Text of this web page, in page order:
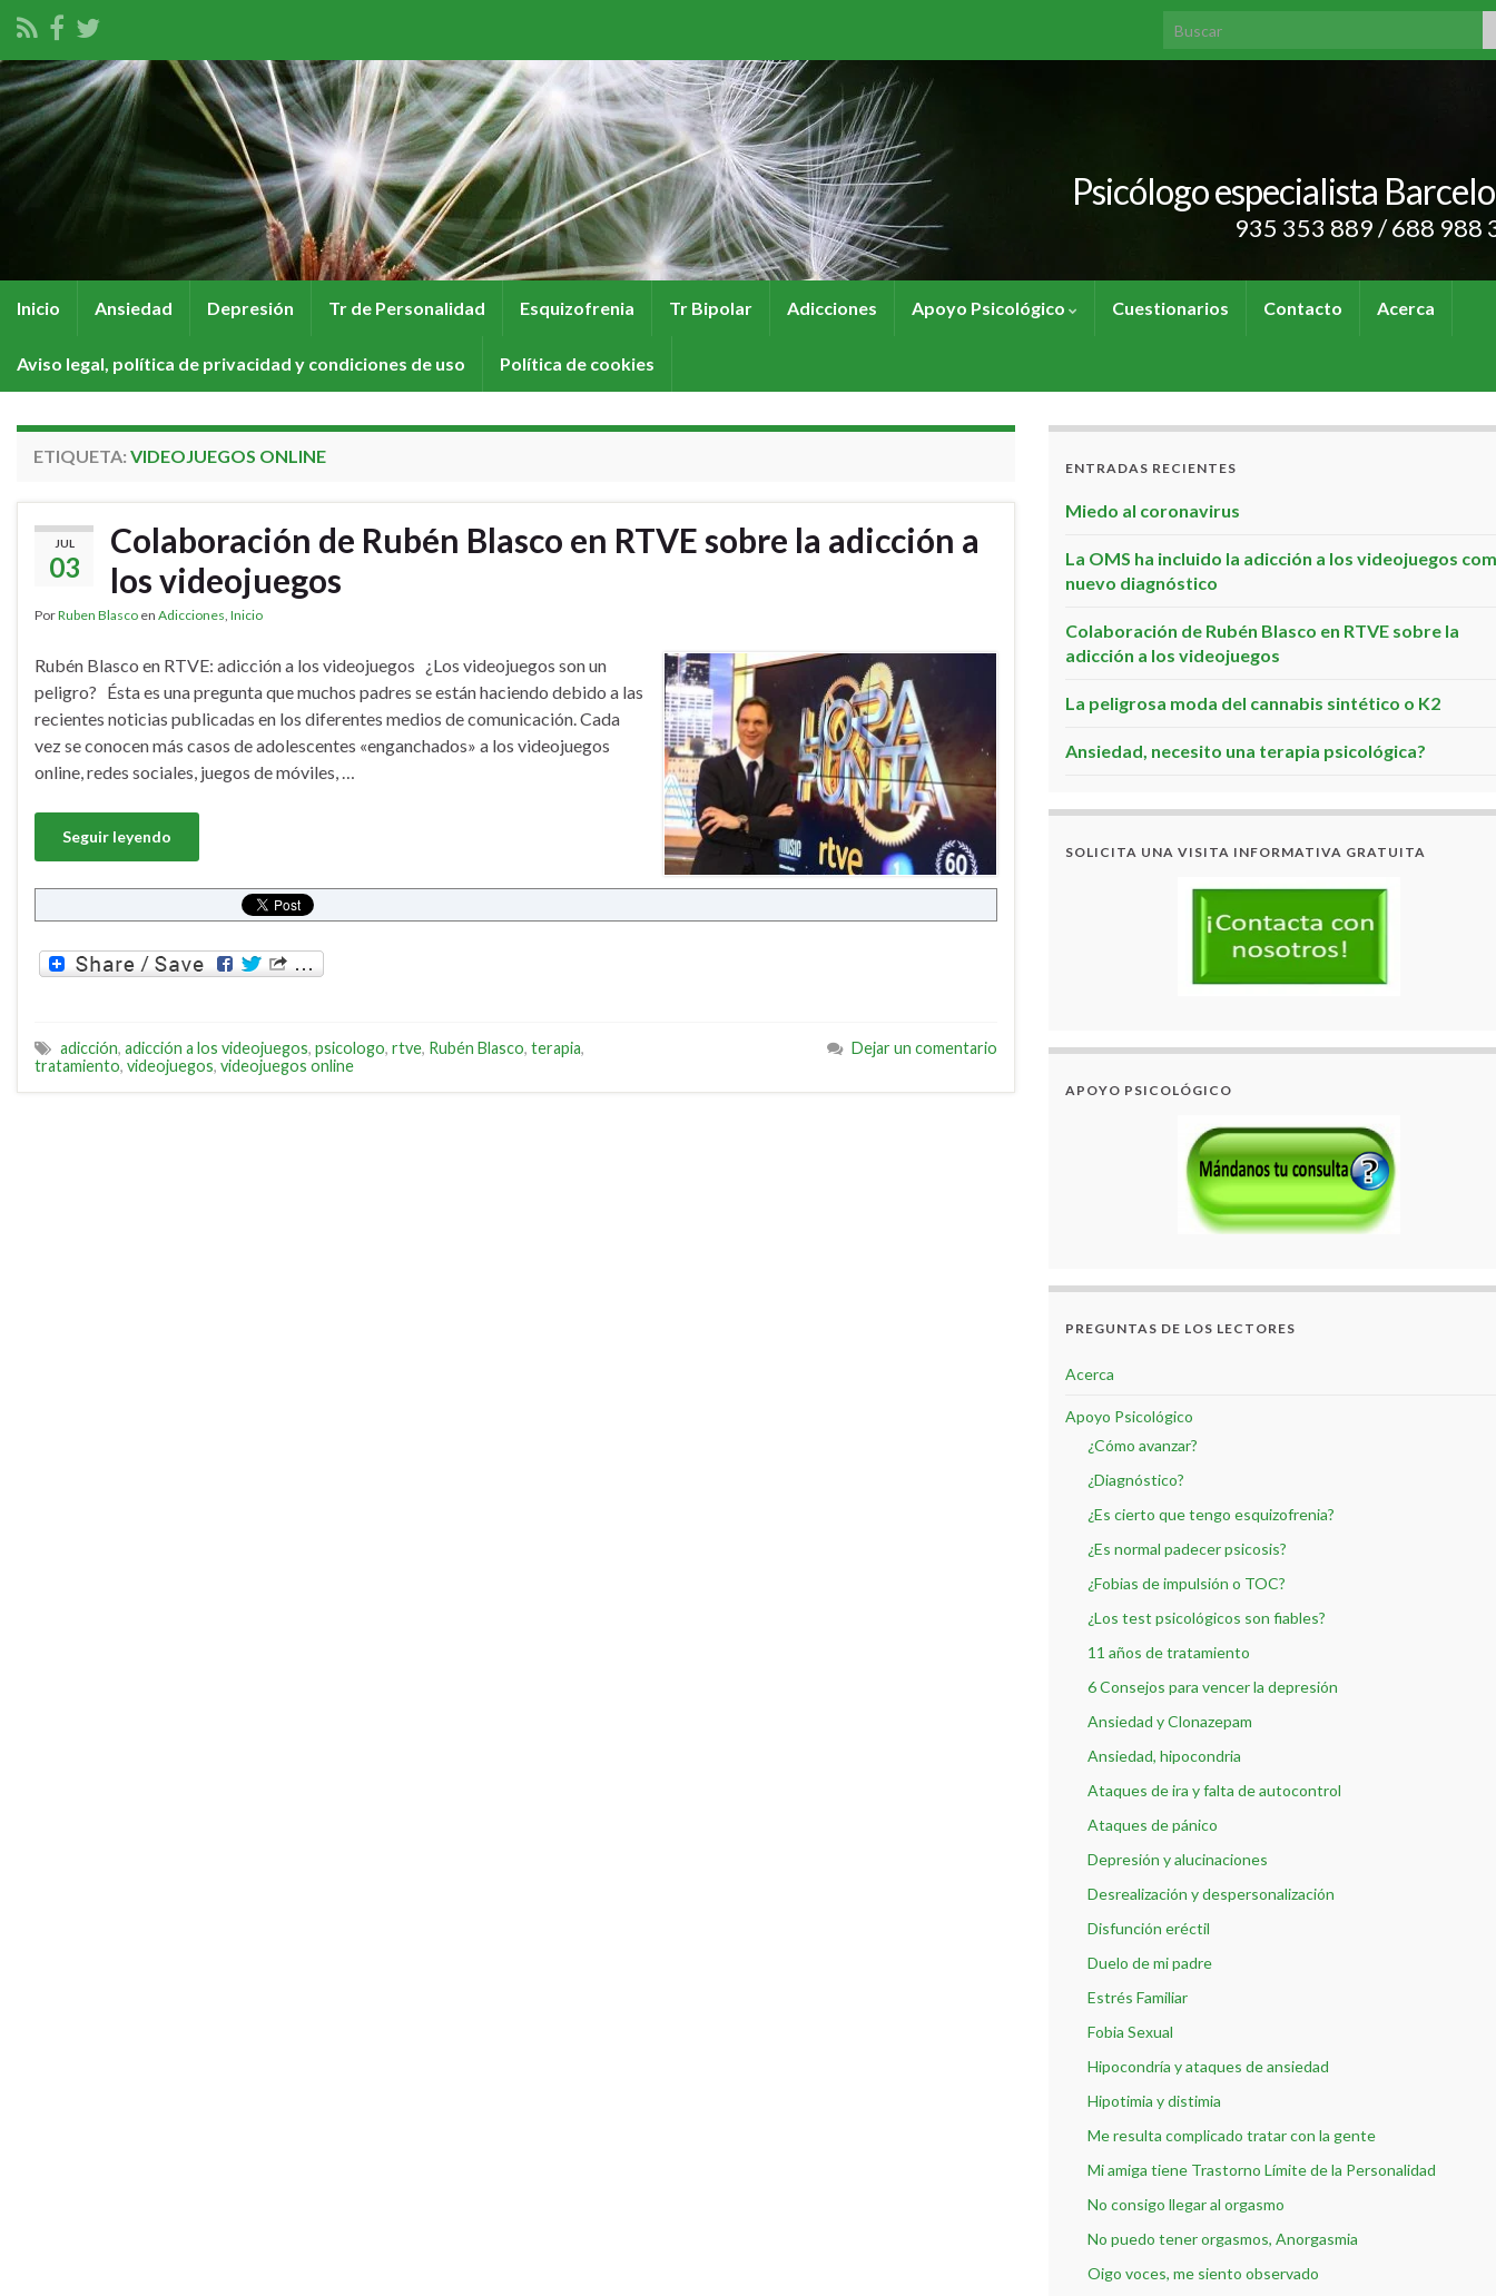
Search for:
Psicólogo especialista
935 353 889 / 688 988
Inicio Ansiedad Depresión Tr de Personalidad Esquizofrenia Tr Bipolar Adicciones Apoyo Psicológico Cuestionarios Contacto Acerca
Aviso legal, política de privacidad y condiciones de uso Política de cookies
ETIQUETA: VIDEOJUEGOS ONLINE
JUL
03
Colaboración de Rubén Blasco en RTVE sobre la adicción a
los videojuegos
PorRuben Blasco en Adicciones Inicio
Rubén Blasco en RTVE: adicción a los videojuegos ¿Los videojuegos son un
peligro? Ésta es una pregunta que muchos padres se están haciendo debido a las
recientes noticias publicadas en los diferentes medios de comunicación. Cada
vez se conocen más casos de adolescentes «enganchados» a los videojuegos
online, redes sociales, juegos de móviles, …
Seguir leyendo
adicción, adicción a los videojuegos, psicologo, rtve, Rubén Blasco, terapia,
tratamiento, videojuegos, videojuegos online
Dejar un comentario
ENTRADAS RECIENTES
Miedo al coronavirus
La OMS ha incluido la adicción a los videojuegos
nuevo diagnóstico
Colaboración de Rubén Blasco en RTVE sobre la
adicción a los videojuegos
La peligrosa moda del cannabis sintético o K2
Ansiedad, necesito una terapia psicológica?
SOLICITA UNA VISITA INFORMATIVA GRATUITA
APOYO PSICOLÓGICO
PREGUNTAS DE LOS LECTORES
Acerca
Apoyo Psicológico
¿Cómo avanzar?
¿Diagnóstico?
¿Es cierto que tengo esquizofrenia?
¿Es normal padecer psicosis?
¿Fobias de impulsión o TOC?
¿Los test psicológicos son fiables?
11 años de tratamiento
6 Consejos para vencer la depresión
Ansiedad y Clonazepam
Ansiedad, hipocondria
Ataques de ira y falta de autocontrol
Ataques de pánico
Depresión y alucinaciones
Desrealización y despersonalización
Disfunción eréctil
Duelo de mi padre
Estrés Familiar
Fobia Sexual
Hipocondría y ataques de ansiedad
Hipotimia y distimia
Me resulta complicado tratar con la gente
Mi amiga tiene Trastorno Límite de la Personalidad
No consigo llegar al orgasmo
No puedo tener orgasmos, Anorgasmia
Oigo voces, me siento observado